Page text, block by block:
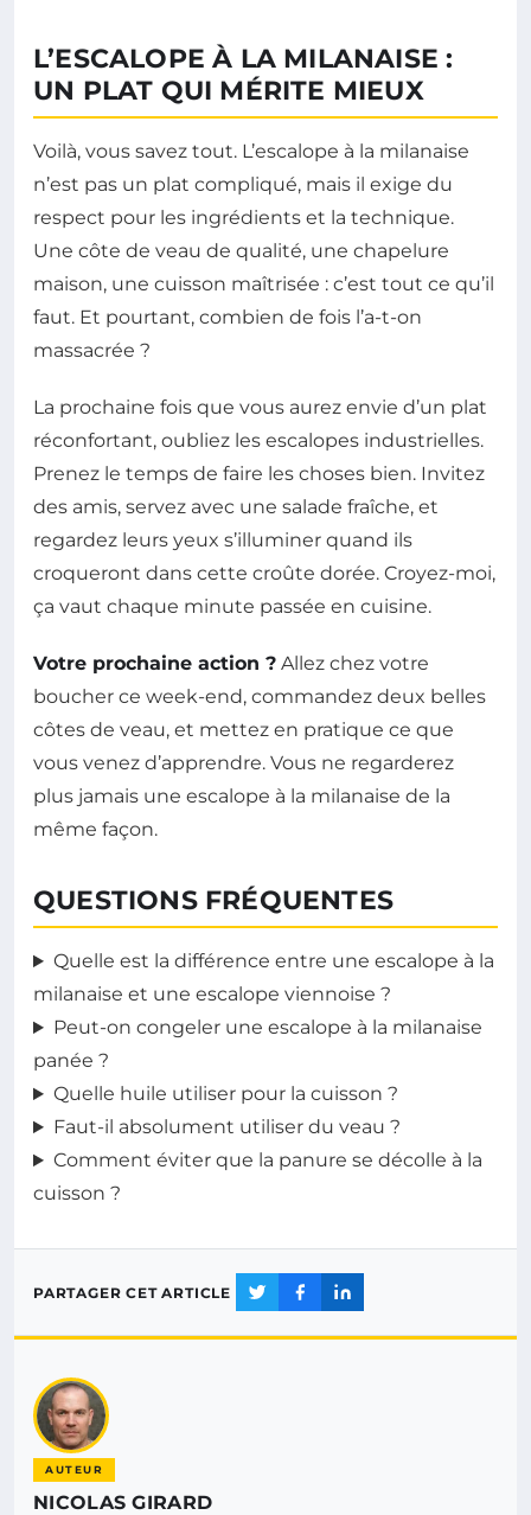
L’ESCALOPE À LA MILANAISE :
UN PLAT QUI MÉRITE MIEUX
Voilà, vous savez tout. L’escalope à la milanaise
n’est pas un plat compliqué, mais il exige du
respect pour les ingrédients et la technique.
Une côte de veau de qualité, une chapelure
maison, une cuisson maîtrisée : c’est tout ce qu’il
faut. Et pourtant, combien de fois l’a-t-on
massacrée ?
La prochaine fois que vous aurez envie d’un plat
réconfortant, oubliez les escalopes industrielles.
Prenez le temps de faire les choses bien. Invitez
des amis, servez avec une salade fraîche, et
regardez leurs yeux s’illuminer quand ils
croqueront dans cette croûte dorée. Croyez-moi,
ça vaut chaque minute passée en cuisine.
Votre prochaine action ? Allez chez votre
boucher ce week-end, commandez deux belles
côtes de veau, et mettez en pratique ce que
vous venez d’apprendre. Vous ne regarderez
plus jamais une escalope à la milanaise de la
même façon.
QUESTIONS FRÉQUENTES
Quelle est la différence entre une escalope à la
milanaise et une escalope viennoise ?
Peut-on congeler une escalope à la milanaise
panée ?
Quelle huile utiliser pour la cuisson ?
Faut-il absolument utiliser du veau ?
Comment éviter que la panure se décolle à la
cuisson ?
PARTAGER CET ARTICLE
AUTEUR
NICOLAS GIRARD